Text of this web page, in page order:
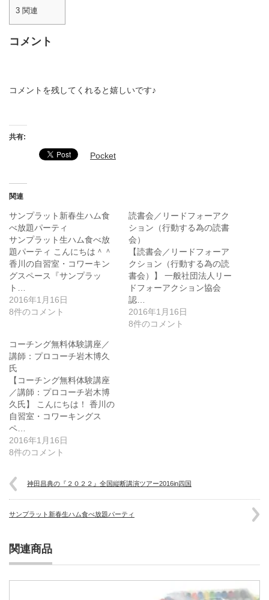
3 関連
コメント
コメントを残してくれると嬉しいです♪
共有:
Pocket
関連
サンプラット新春生ハム食
べ放題パーティ
サンプラット生ハム食べ放
題パーティ こんにちは＾＾
香川の自習室・コワーキン
グスペース『サンプラッ
ト…
2016年1月16日
8件のコメント
読書会／リードフォーアク
ション（行動する為の読書
会）
【読書会／リードフォーア
クション（行動する為の読
書会）】 一般社団法人リー
ドフォーアクション協会
認…
2016年1月16日
8件のコメント
コーチング無料体験講座／
講師：プロコーチ岩木博久
氏
【コーチング無料体験講座
／講師：プロコーチ岩木博
久氏】 こんにちは！ 香川の
自習室・コワーキングス
ペ…
2016年1月16日
8件のコメント
神田昌典の『２０２２』全国縦断講演ツアー2016in四国
サンプラット新春生ハム食べ放題パーティ
関連商品